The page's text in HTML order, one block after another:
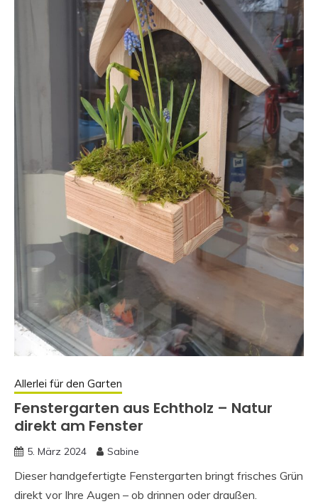
Allerlei für den Garten
Fenstergarten aus Echtholz – Natur
direkt am Fenster
5. März 2024 Sabine
Dieser handgefertigte Fenstergarten bringt frisches Grün
direkt vor Ihre Augen – ob drinnen oder draußen.